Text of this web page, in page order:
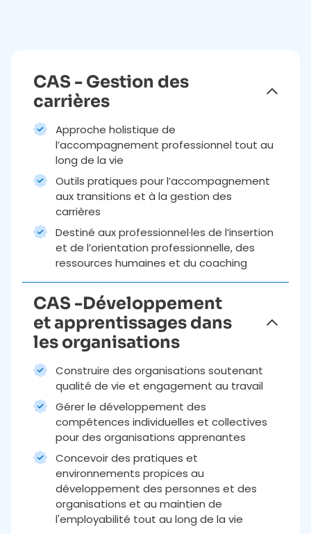
CAS - Gestion des
carrières
Approche holistique de
l’accompagnement professionnel tout au
long de la vie
Outils pratiques pour l’accompagnement
aux transitions et à la gestion des
carrières
Destiné aux professionnel·les de l’insertion
et de l’orientation professionnelle, des
ressources humaines et du coaching
CAS -Développement
et apprentissages dans
les organisations
Construire des organisations soutenant
qualité de vie et engagement au travail
Gérer le développement des
compétences individuelles et collectives
pour des organisations apprenantes
Concevoir des pratiques et
environnements propices au
développement des personnes et des
organisations et au maintien de
l'employabilité tout au long de la vie